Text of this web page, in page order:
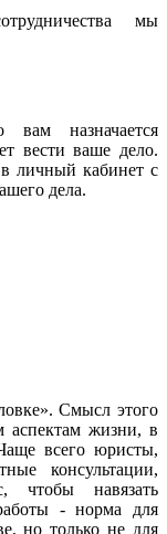
мы
вам назначается
вести ваше дело.
в личный кабинет с
дела.
Смысл этого
аспектам жизни, в
всего юристы,
консультации,
чтобы навязать
- норма для
но только не для